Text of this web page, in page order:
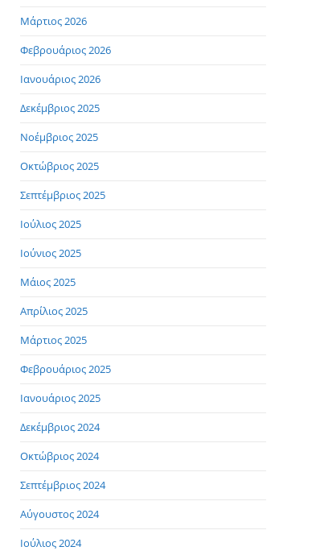
Μάρτιος 2026
Φεβρουάριος 2026
Ιανουάριος 2026
Δεκέμβριος 2025
Νοέμβριος 2025
Οκτώβριος 2025
Σεπτέμβριος 2025
Ιούλιος 2025
Ιούνιος 2025
Μάιος 2025
Απρίλιος 2025
Μάρτιος 2025
Φεβρουάριος 2025
Ιανουάριος 2025
Δεκέμβριος 2024
Οκτώβριος 2024
Σεπτέμβριος 2024
Αύγουστος 2024
Ιούλιος 2024